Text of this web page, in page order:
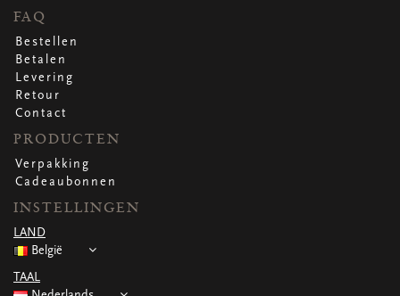
FAQ
Bestellen
Betalen
Levering
Retour
Contact
PRODUCTEN
Verpakking
Cadeaubonnen
INSTELLINGEN
LAND
België
TAAL